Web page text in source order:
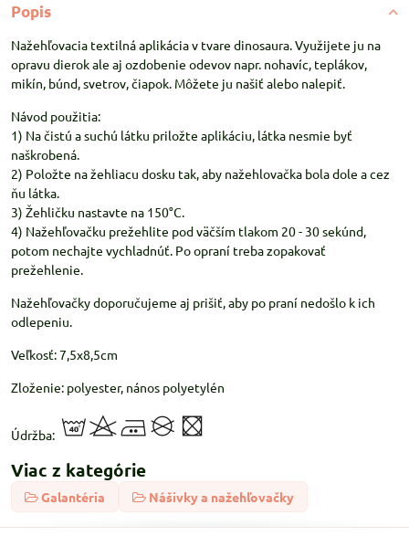
Popis
Nažehľovacia textilná aplikácia v tvare dinosaura. Využijete ju na
opravu dierok ale aj ozdobenie odevov napr. nohavíc, teplákov,
mikín, búnd, svetrov, čiapok. Môžete ju našiť alebo nalepiť.
Návod použitia:
1) Na čistú a suchú látku priložte aplikáciu, látka nesmie byť
naškrobená.
2) Položte na žehliacu dosku tak, aby nažehlovačka bola dole a cez
ňu látka.
3) Žehličku nastavte na 150°C.
4) Nažehľovačku prežehlite pod väčším tlakom 20 - 30 sekúnd,
potom nechajte vychladnúť. Po opraní treba zopakovať
prežehlenie.
Nažehľovačky doporučujeme aj prišiť, aby po praní nedošlo k ich
odlepeniu.
Veľkosť: 7,5x8,5cm
Zloženie: polyester, nános polyetylén
Údržba:
Viac z kategórie
Galantéria Nášivky a nažehľovačky